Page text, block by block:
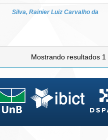
Silva, Rainier Luiz Carvalho da
Mostrando resultados 1